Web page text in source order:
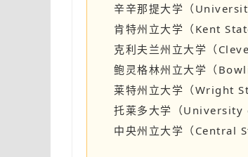
辛辛那提大学（
肯特州立大学（Kent
克利夫兰州立大学（
鲍灵格林州立大学（
莱特州立大学（Wright
托莱多大学（University
中央州立大学（Central